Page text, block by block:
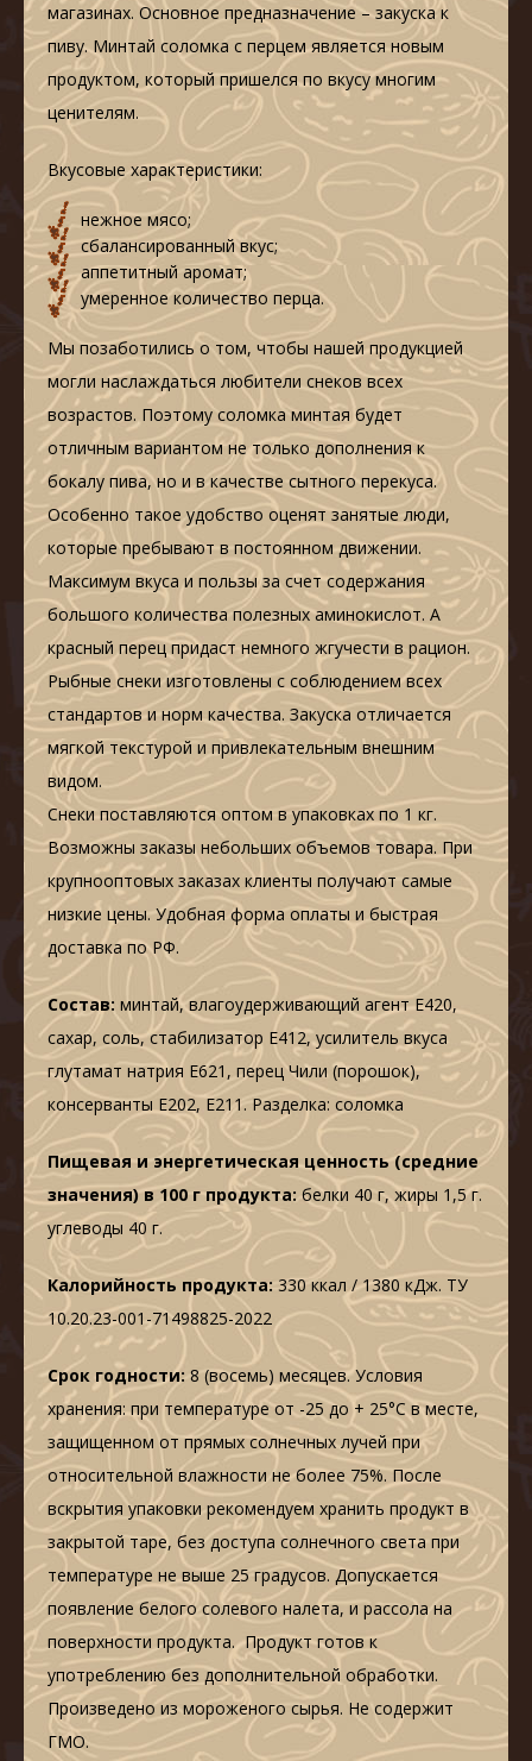
магазинах. Основное предназначение – закуска к
пиву. Минтай соломка с перцем является новым
продуктом, который пришелся по вкусу многим
ценителям.
Вкусовые характеристики:
нежное мясо;
сбалансированный вкус;
аппетитный аромат;
умеренное количество перца.
Мы позаботились о том, чтобы нашей продукцией
могли наслаждаться любители снеков всех
возрастов. Поэтому соломка минтая будет
отличным вариантом не только дополнения к
бокалу пива, но и в качестве сытного перекуса.
Особенно такое удобство оценят занятые люди,
которые пребывают в постоянном движении.
Максимум вкуса и пользы за счет содержания
большого количества полезных аминокислот. А
красный перец придаст немного жгучести в рацион.
Рыбные снеки изготовлены с соблюдением всех
стандартов и норм качества. Закуска отличается
мягкой текстурой и привлекательным внешним
видом.
Снеки поставляются оптом в упаковках по 1 кг.
Возможны заказы небольших объемов товара. При
крупнооптовых заказах клиенты получают самые
низкие цены. Удобная форма оплаты и быстрая
доставка по РФ.
Состав: минтай, влагоудерживающий агент Е420,
сахар, соль, стабилизатор Е412, усилитель вкуса
глутамат натрия Е621, перец Чили (порошок),
консерванты Е202, Е211. Разделка: соломка
Пищевая и энергетическая ценность (средние
значения) в 100 г продукта: белки 40 г, жиры 1,5 г.
углеводы 40 г.
Калорийность продукта: 330 ккал / 1380 кДж. ТУ
10.20.23-001-71498825-2022
Срок годности: 8 (восемь) месяцев. Условия
хранения: при температуре от -25 до + 25°С в месте,
защищенном от прямых солнечных лучей при
относительной влажности не более 75%. После
вскрытия упаковки рекомендуем хранить продукт в
закрытой таре, без доступа солнечного света при
температуре не выше 25 градусов. Допускается
появление белого солевого налета, и рассола на
поверхности продукта. Продукт готов к
употреблению без дополнительной обработки.
Произведено из мороженого сырья. Не содержит
ГМО.